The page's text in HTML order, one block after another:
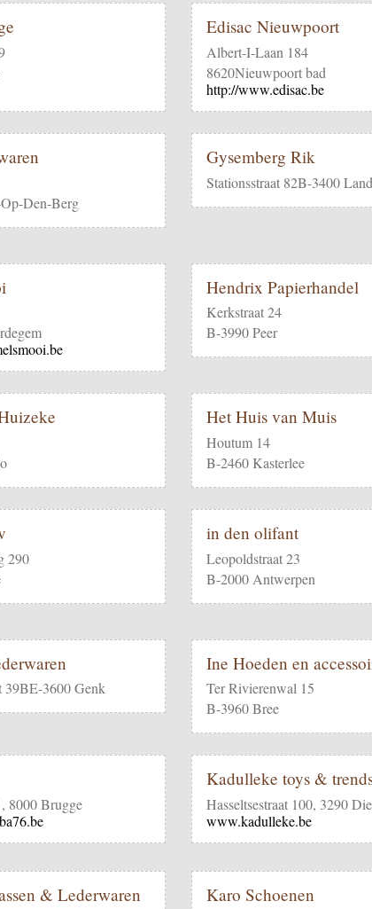
Edisac Nieuwpoort
Albert-I-Laan 184
8620Nieuwpoort bad
http://www.edisac.be
Den-Berg
Gysemberg Rik
Stationsstraat 82B-3400
Hendrix Papierhandel
Kerkstraat 24
B-3990 Peer
Het Huis van Muis
Houtum 14
B-2460 Kasterlee
290
in den olifant
Leopoldstraat 23
B-2000 Antwerpen
39BE-3600 Genk
Ine Hoeden en
Ter Rivierenwal 15
B-3960 Bree
8000 Brugge
Kadulleke toys &
Hasseltsestraat 100, 3290
www.kadulleke.be
& Lederwaren Karo Schoenen